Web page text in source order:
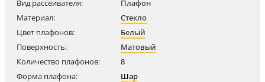
Вид рассеивателя:
Плафон
Материал:
Стекло
Цвет плафонов:
Белый
Поверхность:
Матовый
Количество плафонов:
8
Форма плафона:
Шар